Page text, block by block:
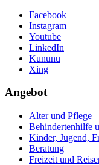
Facebook
Instagram
Youtube
LinkedIn
Kununu
Xing
Angebot
Alter und Pflege
Behindertenhilfe
Kinder, Jugend,
Beratung
Freizeit und